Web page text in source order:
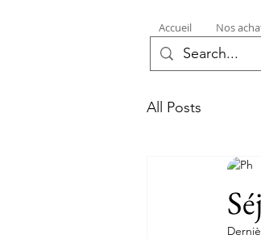
Accueil Nos
All Posts